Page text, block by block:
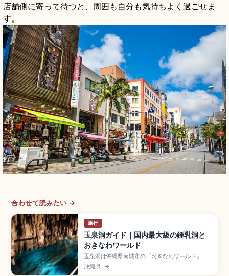
店舗側に寄って待つと、周囲も自分も気持ちよく過ごせま
す。
合わせて読みたい →
旅行
玉泉洞ガイド｜国内最大級の鍾乳洞と
おきなわワールド
玉泉洞は沖縄県南城市の「おきなわワールド」内
にある全長約5,000mの鍾乳洞で、100万本以上
の鍾乳石を有する国内最大級の鍾乳洞です。約
沖縄県 →